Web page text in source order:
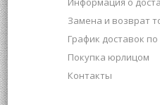
Замена и возврат
График доставок по
Покупка юрлицом
Контакты